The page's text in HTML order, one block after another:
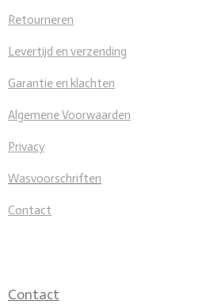
k
a
Retourneren
Levertijd en verzending
Garantie en klachten
Algemene Voorwaarden
Privacy
Wasvoorschriften
Contact
Contact